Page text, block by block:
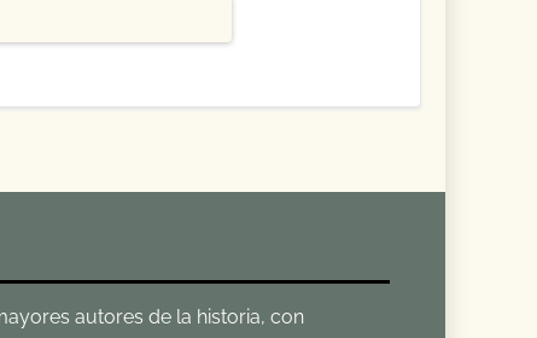
autores de la historia, con